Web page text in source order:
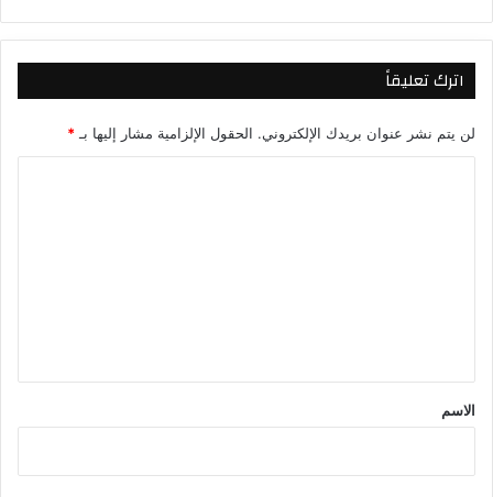
اترك تعليقاً
لن يتم نشر عنوان بريدك الإلكتروني. الحقول الإلزامية مشار إليها بـ *
*
الاسم